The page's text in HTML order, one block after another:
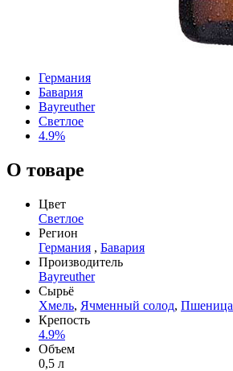
Германия
Бавария
Bayreuther
Светлое
4.9%
О товаре
Цвет
Светлое
Регион
Германия , Бавария
Производитель
Bayreuther
Сырьё
Хмель, Ячменный солод, Пшеница
Крепость
4.9%
Объем
0,5 л